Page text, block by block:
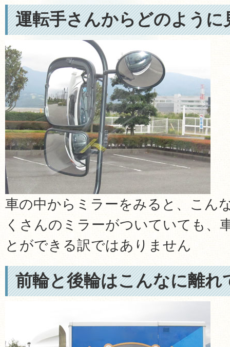
運転手さんからどのように
車の中からミラーをみると、こん
くさんのミラーがついていても、
とができる訳ではありません
前輪と後輪はこんなに離れ